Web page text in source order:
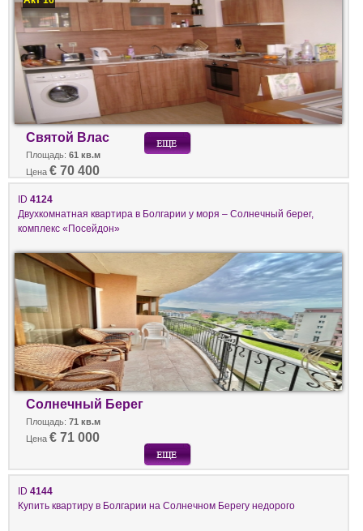
Святой Влас
Площадь: 61 кв.м
Цена € 70 400
ID 4124
Двухкомнатная квартира в Болгарии у моря – Солнечный берег,
комплекс «Посейдон»
Солнечный Берег
Площадь: 71 кв.м
Цена € 71 000
ID 4144
Купить квартиру в Болгарии на Солнечном Берегу недорого